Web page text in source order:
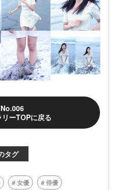
ーTOPに戻る
タグ
女優 俳優